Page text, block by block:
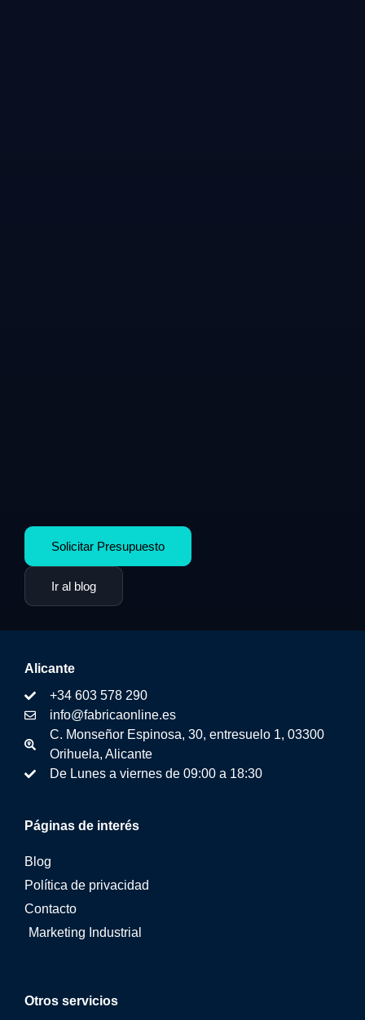
Solicitar Presupuesto
Ir al blog
Otros servicios
Páginas de interés
Blog
Política de privacidad
Contacto
Marketing Industrial
Alicante
+34 603 578 290
info@fabricaonline.es
C. Monseñor Espinosa, 30, entresuelo 1, 03300
Orihuela, Alicante
De Lunes a viernes de 09:00 a 18:30